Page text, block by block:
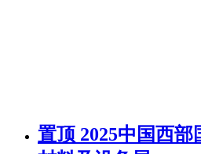
置顶 2025中国西